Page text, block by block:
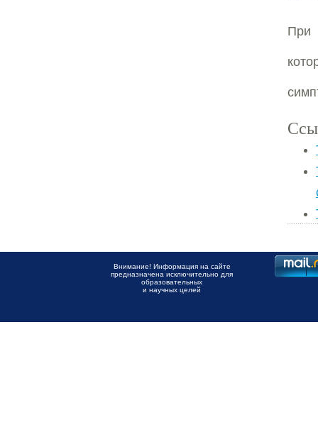
При
Внимание! Информация на сайте
предназначена исключительно для
образовательных
и научных целей